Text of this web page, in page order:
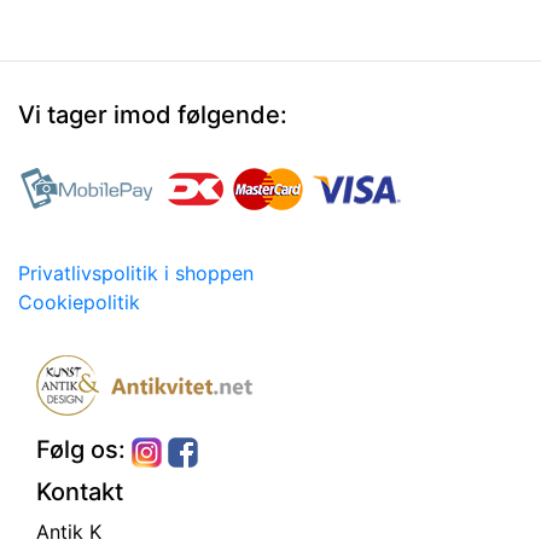
Vi tager imod følgende:
Privatlivspolitik i shoppen
Cookiepolitik
Følg os:
Kontakt
Antik K